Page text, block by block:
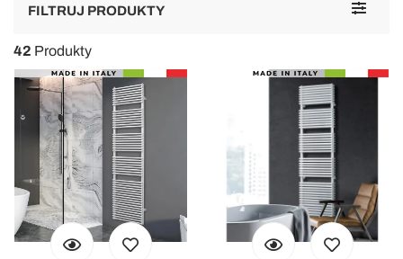
Toggle
FILTRUJ PRODUKTY
42 Produkty